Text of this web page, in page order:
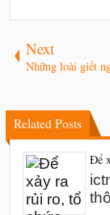
Next
Những loài giết
Related Posts
Để